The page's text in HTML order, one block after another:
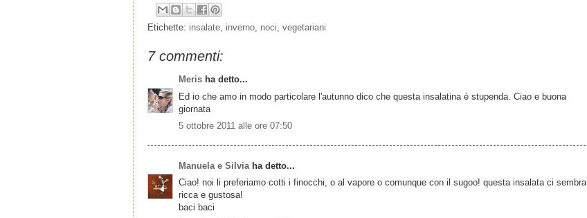
Etichette: insalate, inverno, noci, vegetariani
7 commenti:
Meris ha detto...
Ed io che amo in modo particolare l'autunno dico che questa insalatina è stupenda. Ciao e buona
giornata
5 ottobre 2011 alle ore 07:50
Manuela e Silvia ha detto...
Ciao! noi li preferiamo cotti i finocchi, o al vapore o comunque con il sugoo! questa insalata ci sembra
ricca e gustosa!
baci baci